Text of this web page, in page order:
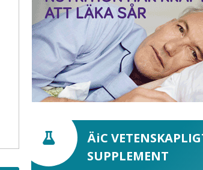
ÄiC
SUPPLEMENT